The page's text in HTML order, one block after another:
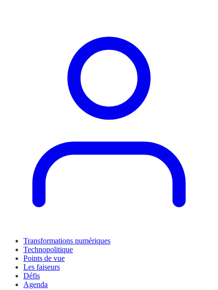
Transformations numériques
Technopolitique
Points de vue
Les faiseurs
Défis
Agenda